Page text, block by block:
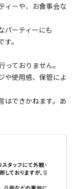
ィーや、お食事会な
パーティーにも
す。
っておりません。
や使用感、保管によ
はできかねます。あ